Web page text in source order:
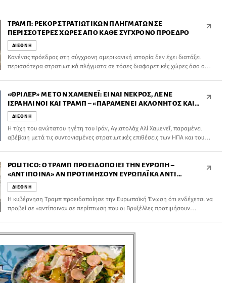
ΤΡΑΜΠ: ΡΕΚΌΡ ΣΤΡΑΤΙΩΤΙΚΏΝ ΠΛΗΓΜΆΤΩΝ ΣΕ
ΠΕΡΙΣΣΌΤΕΡΕΣ ΧΏΡΕΣ ΑΠΌ ΚΆΘΕ ΣΎΓΧΡΟΝΟ ΠΡΌΕΔΡΟ
ΔΙΕΘΝΗ
Κανένας πρόεδρος στη σύγχρονη αμερικανική ιστορία δεν έχει διατάξει
περισσότερα στρατιωτικά πλήγματα σε τόσες διαφορετικές χώρες όσο ο
«ΘΡΊΛΕΡ» ΜΕ ΤΟΝ ΧΑΜΕΝΕΪ́: ΕΊΝΑΙ ΝΕΚΡΌΣ, ΛΈΝΕ
ΙΣΡΑΗΛΙΝΟΊ ΚΑΙ ΤΡΑΜΠ – «ΠΑΡΑΜΈΝΕΙ ΑΚΛΌΝΗΤΟΣ ΚΑΙ
ΣΤΑΘΕΡΌΣ» ΑΠΑΝΤΆ Η ΤΕΧΕΡΆΝΗ
ΔΙΕΘΝΗ
Η τύχη του ανώτατου ηγέτη του Ιράν, Αγιατολάχ Αλί Χαμενεΐ, παραμένει
αβέβαιη μετά τις συντονισμένες στρατιωτικές επιθέσεις των ΗΠΑ και του
POLITICO: Ο ΤΡΑΜΠ ΠΡΟΕΙΔΟΠΟΙΕΊ ΤΗΝ ΕΥΡΏΠΗ –
«ΑΝΤΊΠΟΙΝΑ» ΑΝ ΠΡΟΤΙΜΉΣΟΥΝ ΕΥΡΩΠΑΪΚΆ ΑΝΤΊ
ΑΜΕΡΙΚΑΝΙΚΏΝ ΌΠΛΩΝ
ΔΙΕΘΝΗ
Η κυβέρνηση Τραμπ προειδοποίησε την Ευρωπαϊκή Ένωση ότι ενδέχεται να
προβεί σε «αντίποινα» σε περίπτωση που οι Βρυξέλλες προτιμήσουν
απέστειλε το μήνυμα αυτό κατά τη διάρκεια των διαβουλεύσεων της
Κομισιόν για τον εκσυγχρονισμό της στρατιωτικής προμήθειας στην Ευρώπη.